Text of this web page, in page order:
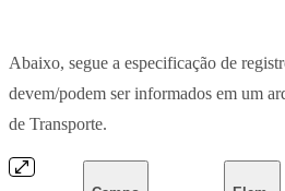
Abaixo, segue a especificação de
devem/podem ser informados em um
de Transporte.